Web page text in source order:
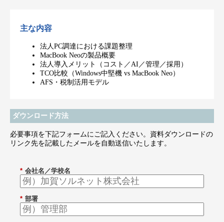
主な内容
法人PC調達における課題整理
MacBook Neoの製品概要
法人導入メリット（コスト／AI／管理／採用）
TCO比較（Windows中堅機 vs MacBook Neo）
AFS・税制活用モデル
ダウンロード方法
必要事項を下記フォームにご記入ください。資料ダウンロードの
リンク先を記載したメールを自動送信いたします。
* 会社名／学校名
* 部署